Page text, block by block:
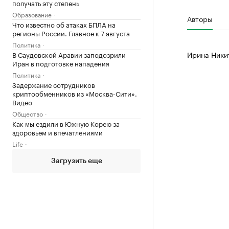
получать эту степень
Образование
Что известно об атаках БПЛА на
регионы России. Главное к 7 августа
Политика
В Саудовской Аравии заподозрили
Иран в подготовке нападения
Политика
Задержание сотрудников
криптообменников из «Москва-Сити».
Видео
Общество
Как мы ездили в Южную Корею за
здоровьем и впечатлениями
Life
Загрузить еще
Авторы
Ирина